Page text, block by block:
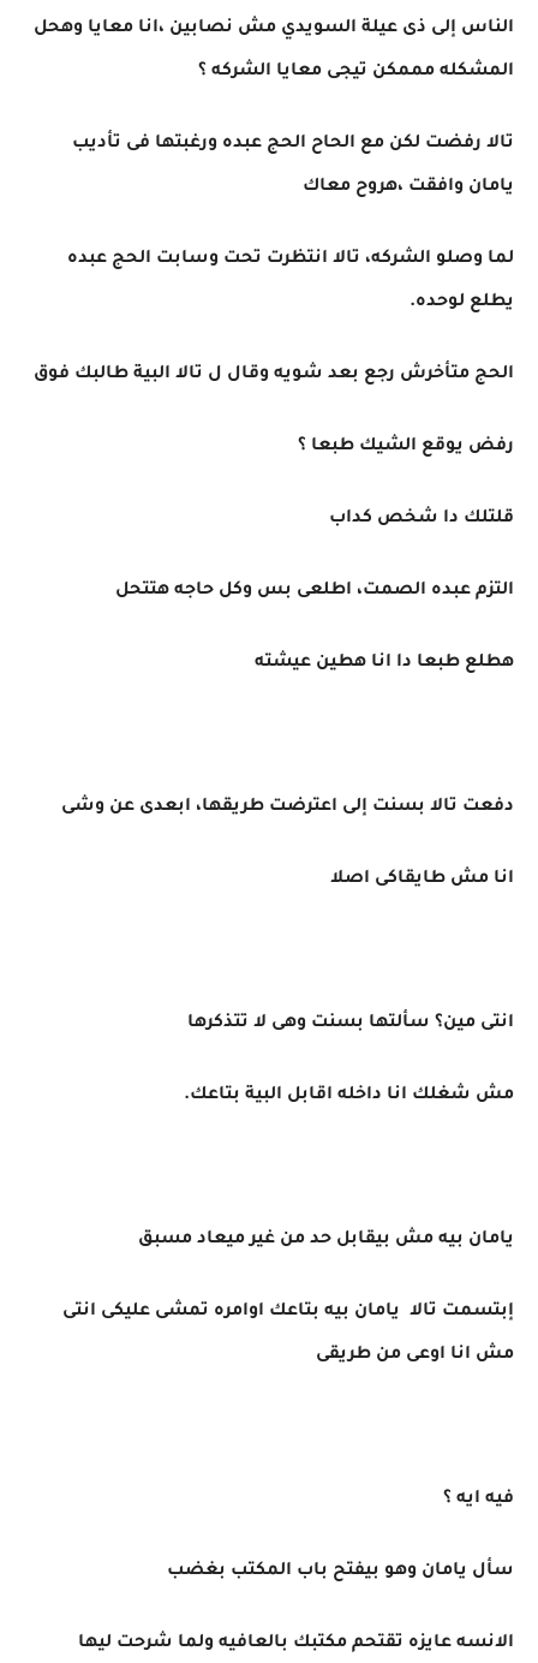
الناس إلى ذى عيلة السويدي مش نصابين ،انا معايا وهحل
المشكله مممكن تيجى معايا الشركه ؟
تالا رفضت لكن مع الحاح الحج عبده ورغبتها فى تأديب
يامان وافقت ،هروح معاك
لما وصلو الشركه، تالا انتظرت تحت وسابت الحج عبده
يطلع لوحده.
الحج متأخرش رجع بعد شويه وقال ل تالا البية طالبك فوق
رفض يوقع الشيك طبعا ؟
قلتلك دا شخص كداب
التزم عبده الصمت، اطلعى بس وكل حاجه هتتحل
هطلع طبعا دا انا هطين عيشته
دفعت تالا بسنت إلى اعترضت طريقها، ابعدى عن وشى
انا مش طايقاكى اصلا
انتى مين؟ سألتها بسنت وهى لا تتذكرها
مش شغلك انا داخله اقابل البية بتاعك.
يامان بيه مش بيقابل حد من غير ميعاد مسبق
إبتسمت تالا يامان بيه بتاعك اوامره تمشى عليكى انتى
مش انا اوعى من طريقى
فيه ايه ؟
سأل يامان وهو بيفتح باب المكتب بغضب
الانسه عايزه تقتحم مكتبك بالعافيه ولما شرحت ليها